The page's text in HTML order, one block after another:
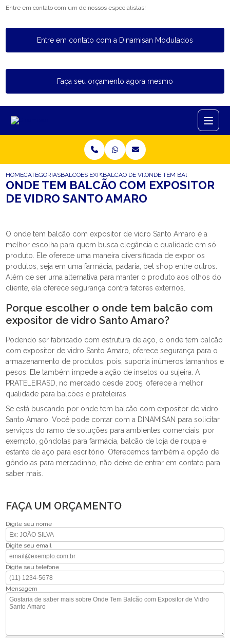
Entre em contato com um de nossos especialistas!
Entre em contato com a Dinamisan Modulados
Faça seu orçamento agora mesmo
HOMECATEGORIASBALCOES EXPOSITORESBALCAO DE VIDRO EXPOSITOR
ONDE TEM BALCAO COM
ONDE TEM BALCÃO COM EXPOSITOR
DE VIDRO SANTO AMARO
O onde tem balcão com expositor de vidro Santo Amaro é a
melhor escolha para quem busca elegância e qualidade em só
produto. Ele oferece uma maneira diversificada de expor os
produtos, seja em uma farmácia, padaria, pet shop entre outros.
Além de ser uma alternativa para manter o produto aos olhos do
cliente, ela oferece segurança contra fatores externos.
Porque escolher o onde tem balcão com
expositor de vidro Santo Amaro?
Podendo ser fabricado com estrutura de aço, o onde tem balcão
com expositor de vidro Santo Amaro, oferece segurança para o
armazenamento de produtos, pois, suporta inúmeros tamanhos e
pesos. Ele também impede a ação de insetos ou sujeira. A
PRATELEIRASD, no mercado desde 2005, oferece a melhor
qualidade para balcões e prateleiras.
Se está buscando por onde tem balcão com expositor de vidro
Santo Amaro, Você pode contar com a DINAMISAN para solicitar
serviços do ramo de soluções para ambientes comerciais, por
exemplo, gôndolas para farmácia, balcão de loja de roupa e
estante de aço para escritório. Oferecemos também a opção de
gôndolas para mercadinho, não deixe de entrar em contato para
saber mais.
FAÇA UM ORÇAMENTO
Digite seu nome
Digite seu email
Digite seu telefone
Mensagem